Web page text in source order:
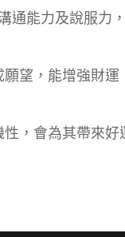
通能力及說服
望，能增強財
，會為其帶來好